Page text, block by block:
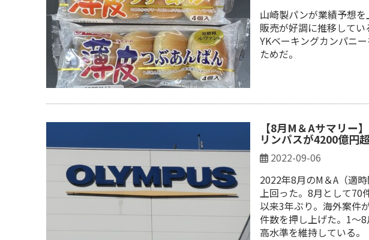
山崎製パンが業績予想
販売が好調に推移して
YKベーキングカンパニ
ためだ。
【8月M＆Aサマリー
リンパスが4200億円
2022-09-06
2022年8月のM＆A（適
上回った。8月として70
以来3年ぶり。海外案件
件数を押し上げた。1～
高水準を維持している。